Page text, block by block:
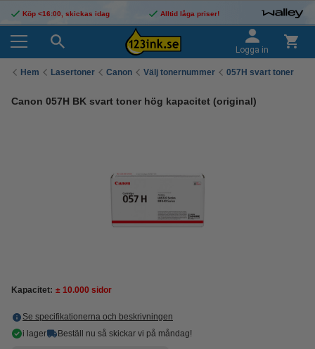
Köp <16:00, skickas idag Alltid låga priser!
Logga in
Hem Lasertoner Canon Välj tonernummer 057H svart toner
Canon 057H BK svart toner hög kapacitet (original)
Kapacitet: ± 10.000 sidor
Se specifikationerna och beskrivningen
i lager
Beställ nu så skickar vi på måndag!